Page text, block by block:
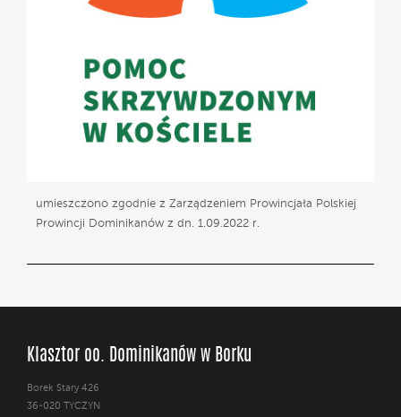
umieszczono zgodnie z Zarządzeniem Prowincjała Polskiej
Prowincji Dominikanów z dn. 1.09.2022 r.
Klasztor oo. Dominikanów w Borku
Borek Stary 426
36-020 TYCZYN